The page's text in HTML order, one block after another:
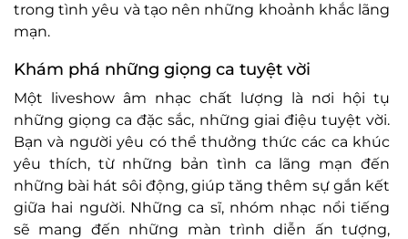
trong tình yêu và tạo nên những khoảnh khắc lãng
mạn.
Khám phá những giọng ca tuyệt vời
Một liveshow âm nhạc chất lượng là nơi hội tụ
những giọng ca đặc sắc, những giai điệu tuyệt vời.
Bạn và người yêu có thể thưởng thức các ca khúc
yêu thích, từ những bản tình ca lãng mạn đến
những bài hát sôi động, giúp tăng thêm sự gắn kết
giữa hai người. Những ca sĩ, nhóm nhạc nổi tiếng
sẽ mang đến những màn trình diễn ấn tượng,